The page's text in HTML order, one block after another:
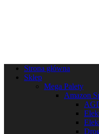
Strona główna
Sklep
Mega Palety
Amazon